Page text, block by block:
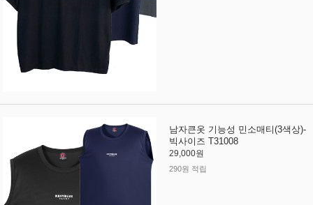
남자큰옷 기능성 민소매티(3색상)-
빅사이즈 T31008
29,000원
290원 적립